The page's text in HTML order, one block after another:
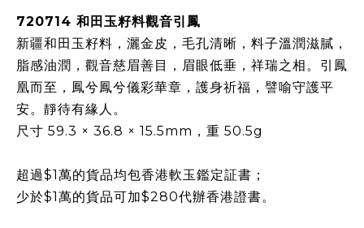
720714 和田玉籽料觀音引鳳
新疆和田玉籽料，灑金皮，毛孔清晰，料子溫潤滋膩，
脂感油潤，觀音慈眉善目，眉眼低垂，祥瑞之相。引鳳
凰而至，鳳兮鳳兮儀彩華章，護身祈福，譬喻守護平
安。靜待有緣人。
尺寸 59.3 × 36.8 × 15.5mm，重 50.5g
超過$1萬的貨品均包香港軟玉鑑定証書；
少於$1萬的貨品可加$280代辦香港證書。